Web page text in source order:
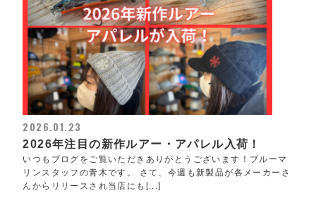
2026.01.23
2026年注目の新作ルアー・アパレル入荷！
いつもブログをご覧いただきありがとうございます！ブルーマ
リンスタッフの青木です。 さて、今週も新製品が各メーカーさ
んからリリースされ当店にも[...]